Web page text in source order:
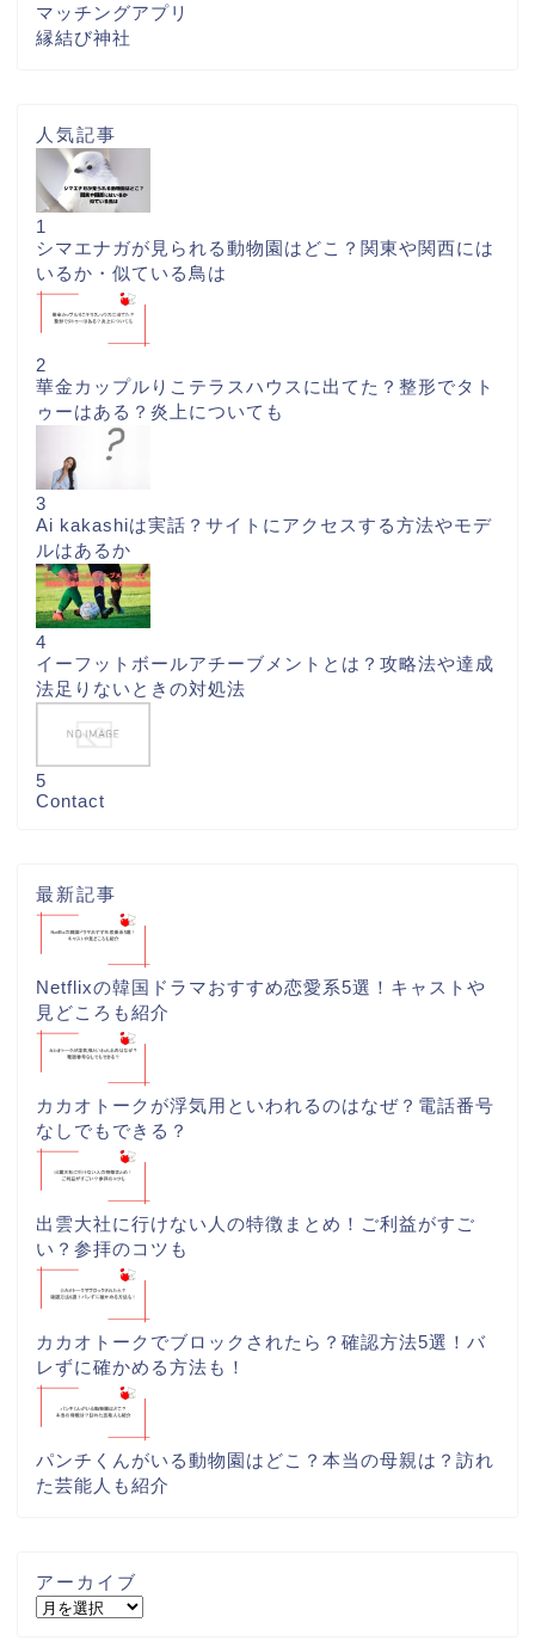
マッチングアプリ
縁結び神社
人気記事
1
シマエナガが見られる動物園はどこ？関東や関西には
いるか・似ている鳥は
2
華金カップルりこテラスハウスに出てた？整形でタト
ゥーはある？炎上についても
3
Ai kakashiは実話？サイトにアクセスする方法やモデ
ルはあるか
4
イーフットボールアチーブメントとは？攻略法や達成
法足りないときの対処法
5
Contact
最新記事
Netflixの韓国ドラマおすすめ恋愛系5選！キャストや
見どころも紹介
カカオトークが浮気用といわれるのはなぜ？電話番号
なしでもできる？
出雲大社に行けない人の特徴まとめ！ご利益がすご
い？参拝のコツも
カカオトークでブロックされたら？確認方法5選！バ
レずに確かめる方法も！
パンチくんがいる動物園はどこ？本当の母親は？訪れ
た芸能人も紹介
アーカイブ